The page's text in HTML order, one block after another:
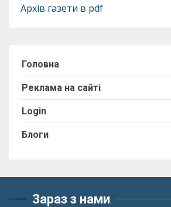
Архів газети в pdf
Головна
Реклама на сайті
Login
Блоги
Зараз з нами